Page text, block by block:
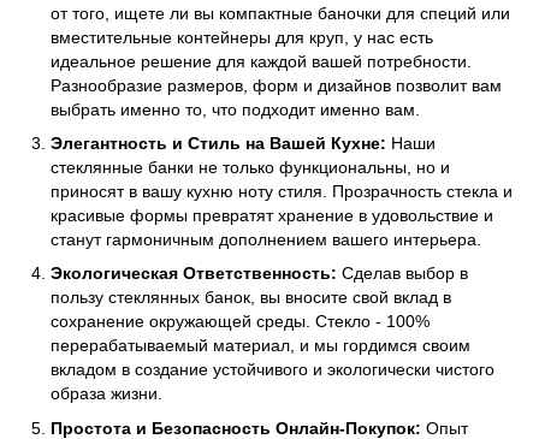
от того, ищете ли вы компактные баночки для специй или
вместительные контейнеры для круп, у нас есть
идеальное решение для каждой вашей потребности.
Разнообразие размеров, форм и дизайнов позволит вам
выбрать именно то, что подходит именно вам.
Элегантность и Стиль на Вашей Кухне: Наши
стеклянные банки не только функциональны, но и
приносят в вашу кухню ноту стиля. Прозрачность стекла и
красивые формы превратят хранение в удовольствие и
станут гармоничным дополнением вашего интерьера.
Экологическая Ответственность: Сделав выбор в
пользу стеклянных банок, вы вносите свой вклад в
сохранение окружающей среды. Стекло - 100%
перерабатываемый материал, и мы гордимся своим
вкладом в создание устойчивого и экологически чистого
образа жизни.
Простота и Безопасность Онлайн-Покупок: Опыт